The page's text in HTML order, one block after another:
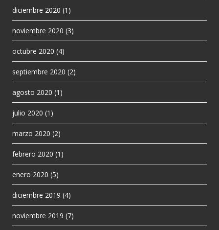
diciembre 2020 (1)
noviembre 2020 (3)
octubre 2020 (4)
septiembre 2020 (2)
agosto 2020 (1)
julio 2020 (1)
marzo 2020 (2)
febrero 2020 (1)
enero 2020 (5)
diciembre 2019 (4)
noviembre 2019 (7)